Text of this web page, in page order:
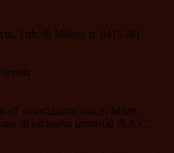
Trib. di Milano n. 6415 del
all' associazione calcio Milan.
di esclusiva proprietà di A.C.